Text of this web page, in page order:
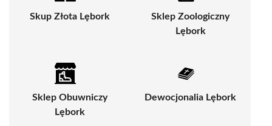
Skup Złota Lębork
Sklep Zoologiczny
Lębork
Sklep Obuwniczy
Lębork
Dewocjonalia Lębork